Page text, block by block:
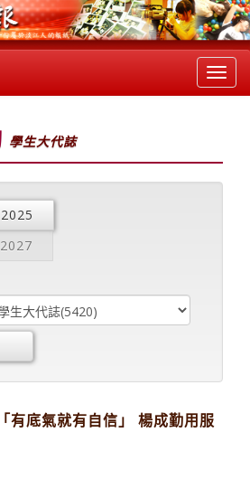
學生大代誌
2025
2027
有底氣就有自信」 楊成勤用服